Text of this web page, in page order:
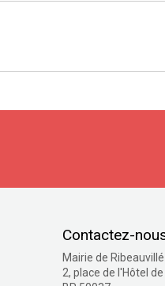
Contactez-
Mairie de Ribeauvillé
2, place de l'Hôtel de